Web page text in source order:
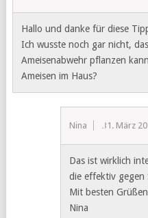
Hallo und danke für diese
Ich wusste noch gar nicht,
Ameisenabwehr pflanzen
Ameisen im Haus?
Nina 31. März
Das ist wirklich
die effektiv gegen
Mit besten Grüßen
Nina